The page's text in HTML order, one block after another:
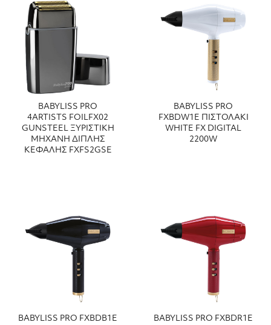
BABYLISS PRO
4ARTISTS FOILFX02
GUNSTEEL ΞΥΡΙΣΤΙΚΗ
ΜΗΧΑΝΗ ΔΙΠΛΗΣ
ΚΕΦΑΛΗΣ FXFS2GSE
BABYLISS PRO
FXBDW1E ΠΙΣΤΟΛΑΚΙ
WHITE FX DIGITAL
2200W
BABYLISS PRO FXBDΒ1E
BABYLISS PRO FXBDR1E